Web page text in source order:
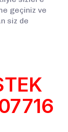
geçiniz ve
siz de